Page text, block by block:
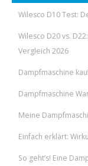
Wilesco D10 Test:
Wilesco D20 vs.
Vergleich 2026
Dampfmaschine
Dampfmaschine
Meine
Einfach erklärt:
So geht’s! Eine